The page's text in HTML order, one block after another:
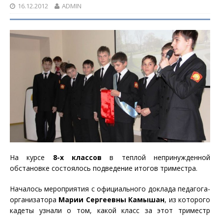
16.12.2012 ADMIN
На курсе 8-х классов в теплой непринужденной
обстановке состоялось подведение итогов триместра.
Началось мероприятия с официального доклада педагога-
организатора Марии Сергеевны Камышан, из которого
кадеты узнали о том, какой класс за этот триместр